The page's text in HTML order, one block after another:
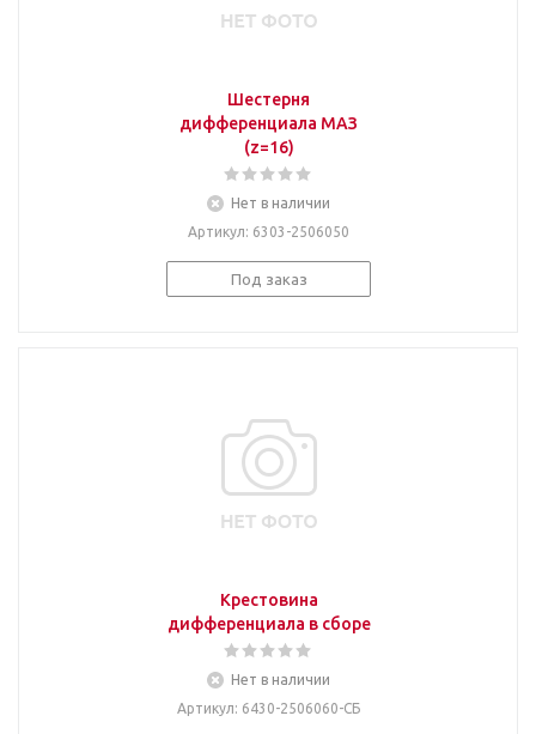
Шестерня
дифференциала МАЗ
(z=16)
Нет в наличии
Артикул: 6303-2506050
Под заказ
Крестовина
дифференциала в сборе
Нет в наличии
Артикул: 6430-2506060-СБ